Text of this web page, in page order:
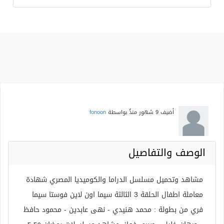
أضيف9 شهور منذُ بواسطةfonoon
الوصف والتفاصيل
مشاهد وتحميل مسلسل الدراما والكوميديا المصري شهادة
معاملة اطفال الحلقة 3 الثالثة سيما اون لاين فوستا سيما
فري من بطولة : محمد هنيدي - نهى عابدين - محمود حافظ